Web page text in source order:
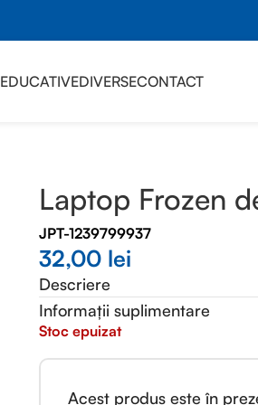
EDUCATIVEDIVERSECONTACT
Laptop Frozen
JPT-1239799937
32,00 lei
Descriere
Informații suplimentare
Stoc epuizat
Acest produs este în